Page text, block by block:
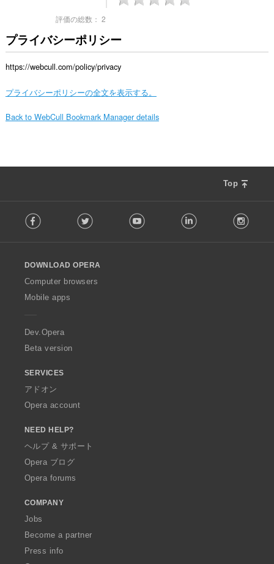
評価の総数： 2
プライバシーポリシー
https://webcull.com/policy/privacy
プライバシーポリシーの全文を表示する。
Back to WebCull Bookmark Manager details
Top
o
w
O
p
a
Facebook Twitter Youtube LinkedIn
DOWNLOAD OPERA
Computer browsers
Mobile apps
Dev.Opera
Beta version
SERVICES
アドオン
Opera account
NEED HELP?
ヘルプ & サポート
Opera ブログ
Opera forums
COMPANY
Jobs
Become a partner
Press info